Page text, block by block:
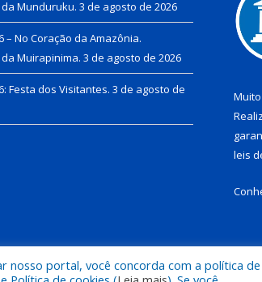
Munduruku. 3 de agosto de 2026
– No Coração da Amazônia.
Muirapinima. 3 de agosto de 2026
Festa dos Visitantes. 3 de agosto de
leis
Mapa do Site
nosso portal, você concorda com a política de